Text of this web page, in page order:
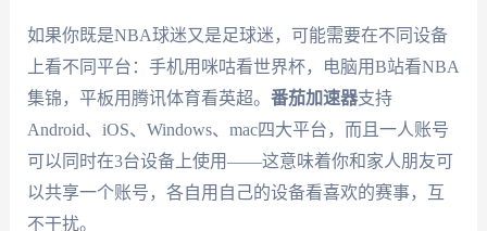
如果你既是NBA球迷又是足球迷，可能需要在不同设备
上看不同平台：手机用咪咕看世界杯，电脑用B站看NBA
集锦，平板用腾讯体育看英超。 番茄加速器支持
Android、iOS、Windows、mac四大平台，而且一人账号
可以同时在3台设备上使用——这意味着你和家人朋友可
以共享一个账号，各自用自己的设备看喜欢的赛事，互
不干扰。